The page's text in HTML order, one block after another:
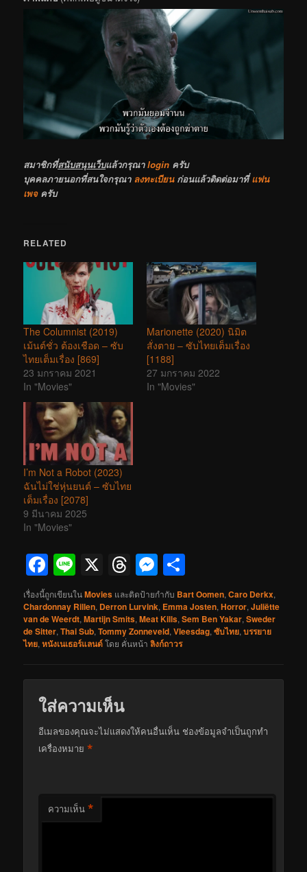
สมาชิกที่สนับสนุนเว็บแล้วกรุณาlogin ครับ
บุคคลภายนอกที่สนใจกรุณา ลงทะเบียนก่อนแล้วติดต่อมาที่แฟน
เพจครับ
RELATED
The Columnist (2019)
เม้นต์ชั่ว ต้องเชือด – ซับ
ไทยเต็มเรื่อง [869]
23 มกราคม 2021
In "Movies"
Marionette (2020) นิมิต
สั่งตาย – ซับไทยเต็มเรื่อง
[1188]
27 มกราคม 2022
In "Movies"
I’m Not a Robot (2023)
ฉันไม่ใช่หุ่นยนต์ – ซับไทย
เต็มเรื่อง [2078]
9 มีนาคม 2025
In "Movies"
Facebook
Line
X Threads
Messenger
เรื่องนี้ถูกเขียนในMovies และติดป้ายกำกับ Bart Oomen,Caro Derkx,
Chardonnay Rillen, Derron Lurvink, Emma Josten,Horror,Juliëtte
van de Weerdt,Martijn Smits,Meat Kills,Sem Ben Yakar,Sweder
de Sitter,Thai Sub,Tommy Zonneveld,Vleesdag,ซับไทย,บรรยาย
ไทย,หนังเนเธอร์แลนด์โดย คั่นหน้าลิงก์ถาวร
ใส่ความเห็น
อีเมลของคุณจะไม่แสดงให้คนอื่นเห็น ช่องข้อมูลจำเป็นถูกทำ
เครื่องหมาย*
ความเห็น *